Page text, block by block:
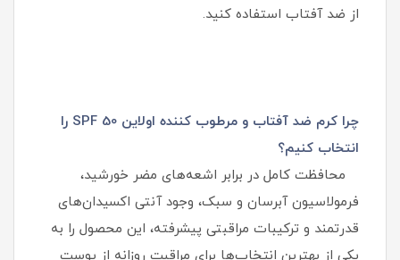
از ضد آفتاب استفاده کنید.
چرا کرم ضد آفتاب و مرطوب کننده اولاین SPF 50 را
انتخاب کنیم؟
محافظت کامل در برابر اشعه‌های مضر خورشید،
فرمولاسیون آبرسان و سبک، وجود آنتی‌ اکسیدان‌های
قدرتمند و ترکیبات مراقبتی پیشرفته، این محصول را به
یکی از بهترین انتخاب‌ها برای مراقبت روزانه از پوست